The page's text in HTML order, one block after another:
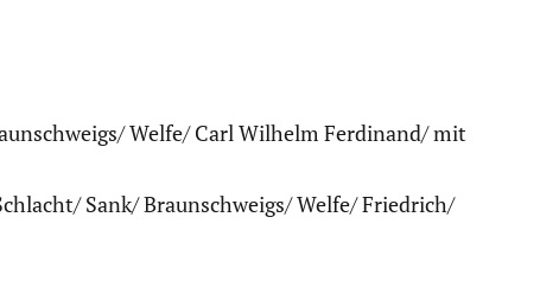
Welfe/ Carl Wilhelm Ferdinand/ mit
Sank/ Braunschweigs/ Welfe/ Friedrich/